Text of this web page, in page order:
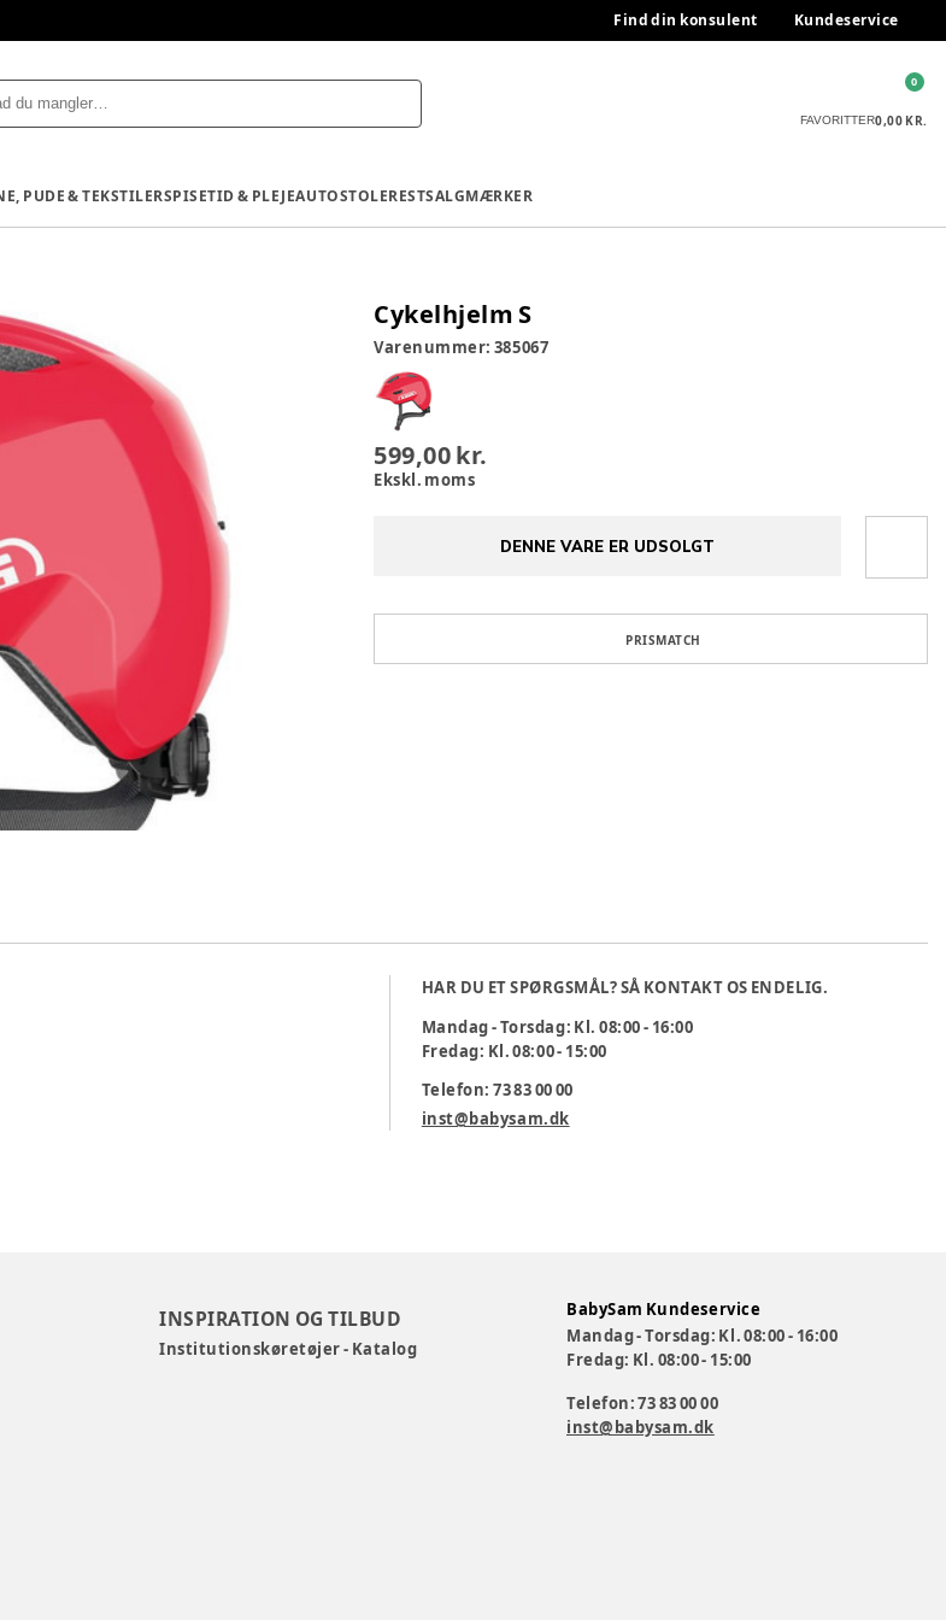
Find din konsulent Kundeservice
FAVORITTER0,00 KR.
0
PUDE & TEKSTILERSPISETID & PLEJEAUTOSTOLERESTSALGMÆRKER
Cykelhjelm S
Varenummer: 385067
599,00 kr.
Ekskl. moms
DENNE VARE ER UDSOLGT
PRISMATCH
HAR DU ET SPØRGSMÅL? SÅ KONTAKT OS ENDELIG.
Mandag - Torsdag: Kl. 08:00 - 16:00
Fredag: Kl. 08:00 - 15:00
Telefon: 73 83 00 00
inst@babysam.dk
INSPIRATION OG TILBUD
Institutionskøretøjer - Katalog
BabySam Kundeservice
Mandag - Torsdag: Kl. 08:00 - 16:00
Fredag: Kl. 08:00 - 15:00
Telefon: 73 83 00 00
inst@babysam.dk